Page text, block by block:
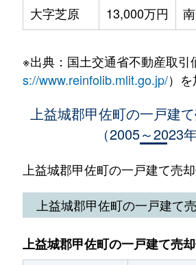
大字芝原
13,000万円
※出典：国土交通省不動産取引
s://www.reinfolib.mlit.go.jp/）
上益城郡甲佐町の一戸建
（2005～2023年
上益城郡甲佐町の一戸建て売
上益城郡甲佐町の一戸建て
上益城郡甲佐町の一戸建て売